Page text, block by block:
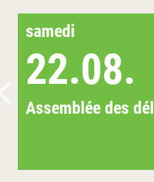
samedi
22.08.
Assemblée des